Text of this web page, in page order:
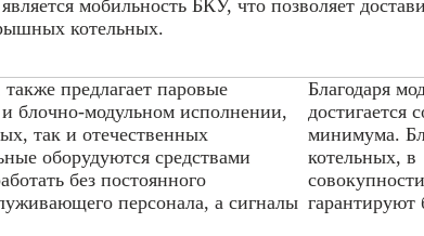
мобильность БКУ, что позволяет
котельных.
предлагает паровые
блочно-модульном исполнении,
так и отечественных
оборудуются средствами
без постоянного
персонала, а сигналы
Благодаря
достигается
минимума.
котельных, в
гарантируют